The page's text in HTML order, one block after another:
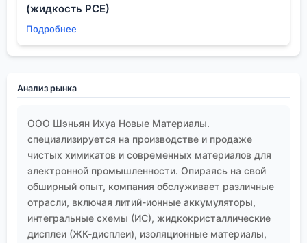
(жидкость PCE)
Подробнее
Анализ рынка
ООО Шэньян Ихуа Новые Материалы.
специализируется на производстве и продаже
чистых химикатов и современных материалов для
электронной промышленности. Опираясь на свой
обширный опыт, компания обслуживает различные
отрасли, включая литий-ионные аккумуляторы,
интегральные схемы (ИС), жидкокристаллические
дисплеи (ЖК-дисплеи), изоляционные материалы,